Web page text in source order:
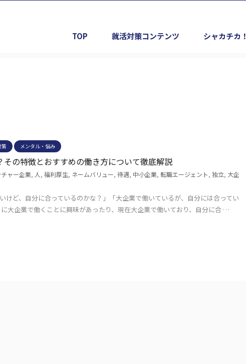
TOP 就活対策コンテンツ シャカチカ！
メンタル・悩み
その特徴とおすすめの働き方について徹底解説
ャー企業, 人 , 福利厚生, ネームバリュー, 待遇, 中小企業, 転職エージェント, 独立, 大企
けど、自分に合っているのかな？」「大企業で働いているが、自分には合ってい
大企業で働くことに興味があったり、現在大企業で働いており、自分に合 …